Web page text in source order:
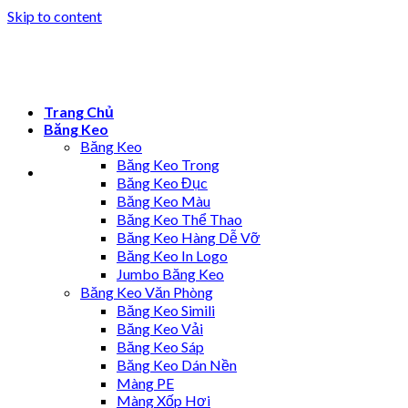
Skip to content
Trang Chủ
Băng Keo
Băng Keo
Băng Keo Trong
Băng Keo Đục
Băng Keo Màu
Băng Keo Thể Thao
Băng Keo Hàng Dễ Vỡ
Băng Keo In Logo
Jumbo Băng Keo
Băng Keo Văn Phòng
Băng Keo Simili
Băng Keo Vải
Băng Keo Sáp
Băng Keo Dán Nền
Màng PE
Màng Xốp Hơi